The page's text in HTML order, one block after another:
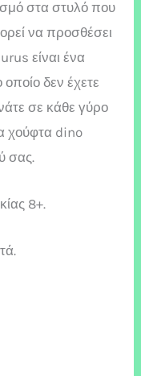
στα στυλό που
να προσθέσει
είναι ένα
δεν έχετε
σε κάθε γύρο
χούφτα dino
σας.
8+.